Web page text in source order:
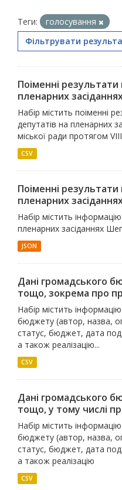
Теги:
голосування
Фільтрувати
Поіменні результати
пленарних
Набір містить поіменні
депутатів на пленарних
міської ради протягом
CSV
Поіменні результати
пленарних
Набір містить
пленарних засіданнях
JSON
Дані громадського
тощо, зокрема про
Набір містить
бюджету (автор, назва,
статус, бюджет, дата
а також реалізацію...
CSV
Дані громадського
тощо, у тому числі
Набір містить
бюджету (автор, назва,
статус, бюджет, дата
а також реалізацію
CSV